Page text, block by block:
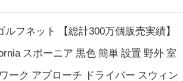
ルフネット 【総計300万個販売実績】
スポーニア 黒色 簡単 設置 野外 室
ーク アプローチ ドライバー スウィン